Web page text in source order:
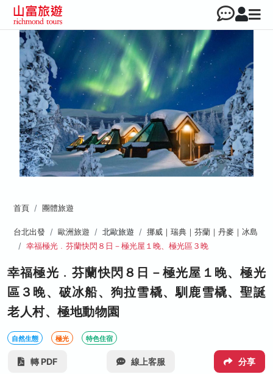
首頁 團體旅遊
台北出發 歐洲旅遊 北歐旅遊
挪威｜瑞典｜芬蘭｜丹麥｜冰島
幸福極光﹒芬蘭快閃８日－極光屋１晚、極光區３晚
幸福極光﹒芬蘭快閃８日－極光屋１晚、極光
區３晚、破冰船、狗拉雪橇、馴鹿雪橇、聖誕
老人村、極地動物園
自然生態 極光 特色住宿
轉 PDF 線上客服 分享